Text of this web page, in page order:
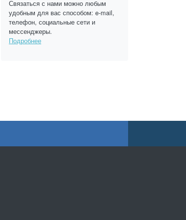
Связаться с нами можно любым
удобным для вас способом: e-mail,
телефон, социальные сети и
мессенджеры.
Подробнее